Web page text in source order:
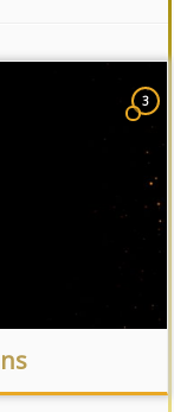
3